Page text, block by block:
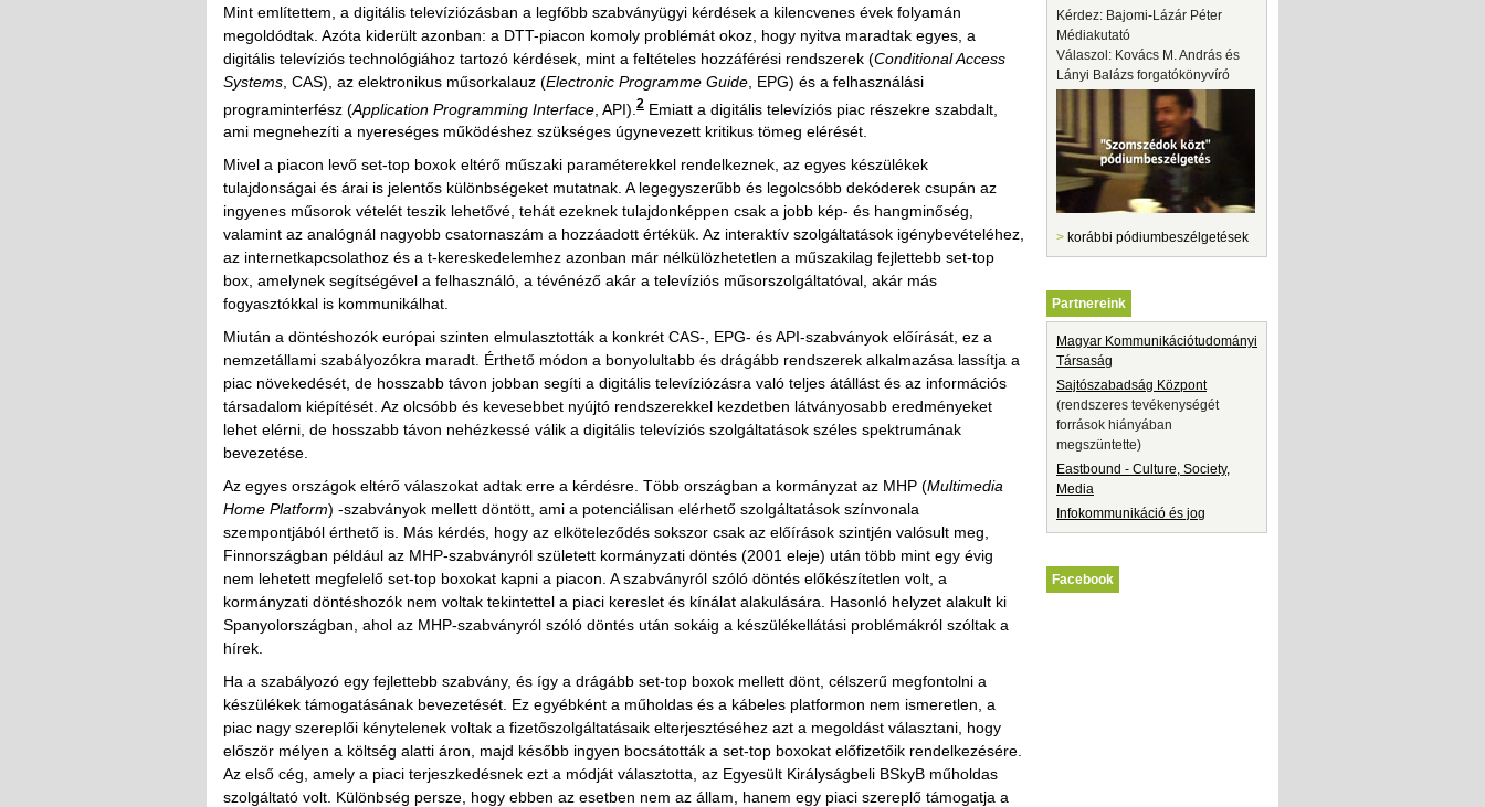
Mint említettem, a digitális televíziózásban a legfőbb szabványügyi kérdések a kilencvenes évek folyamán
megoldódtak. Azóta kiderült azonban: a DTT-piacon komoly problémát okoz, hogy nyitva maradtak egyes, a
digitális televíziós technológiához tartozó kérdések, mint a feltételes hozzáférési rendszerek (Conditional Access
Systems , CAS), az elektronikus műsorkalauz (Electronic Programme Guide , EPG) és a felhasználási
programinterfész (Application Programming Interface , API). 2 Emiatt a digitális televíziós piac részekre szabdalt,
ami megnehezíti a nyereséges működéshez szükséges úgynevezett kritikus tömeg elérését.
Mivel a piacon levő set-top boxok eltérő műszaki paraméterekkel rendelkeznek, az egyes készülékek
tulajdonságai és árai is jelentős különbségeket mutatnak. A legegyszerűbb és legolcsóbb dekóderek csupán az
ingyenes műsorok vételét teszik lehetővé, tehát ezeknek tulajdonképpen csak a jobb kép- és hangminőség,
valamint az analógnál nagyobb csatornaszám a hozzáadott értékük. Az interaktív szolgáltatások igénybevételéhez,
az internetkapcsolathoz és a t-kereskedelemhez azonban már nélkülözhetetlen a műszakilag fejlettebb set-top
box, amelynek segítségével a felhasználó, a tévénéző akár a televíziós műsorszolgáltatóval, akár más
fogyasztókkal is kommunikálhat.
Miután a döntéshozók európai szinten elmulasztották a konkrét CAS-, EPG- és API-szabványok előírását, ez a
nemzetállami szabályozókra maradt. Érthető módon a bonyolultabb és drágább rendszerek alkalmazása lassítja a
piac növekedését, de hosszabb távon jobban segíti a digitális televíziózásra való teljes átállást és az információs
társadalom kiépítését. Az olcsóbb és kevesebbet nyújtó rendszerekkel kezdetben látványosabb eredményeket
lehet elérni, de hosszabb távon nehézkessé válik a digitális televíziós szolgáltatások széles spektrumának
bevezetése.
Az egyes országok eltérő válaszokat adtak erre a kérdésre. Több országban a kormányzat az MHP (Multimedia
Home Platform) -szabványok mellett döntött, ami a potenciálisan elérhető szolgáltatások színvonala
szempontjából érthető is. Más kérdés, hogy az elköteleződés sokszor csak az előírások szintjén valósult meg,
Finnországban például az MHP-szabványról született kormányzati döntés (2001 eleje) után több mint egy évig
nem lehetett megfelelő set-top boxokat kapni a piacon. A szabványról szóló döntés előkészítetlen volt, a
kormányzati döntéshozók nem voltak tekintettel a piaci kereslet és kínálat alakulására. Hasonló helyzet alakult ki
Spanyolországban, ahol az MHP-szabványról szóló döntés után sokáig a készülékellátási problémákról szóltak a
hírek.
Ha a szabályozó egy fejlettebb szabvány, és így a drágább set-top boxok mellett dönt, célszerű megfontolni a
készülékek támogatásának bevezetését. Ez egyébként a műholdas és a kábeles platformon nem ismeretlen, a
piac nagy szereplői kénytelenek voltak a fizetőszolgáltatásaik elterjesztéséhez azt a megoldást választani, hogy
először mélyen a költség alatti áron, majd később ingyen bocsátották a set-top boxokat előfizetőik rendelkezésére.
Az első cég, amely a piaci terjeszkedésnek ezt a módját választotta, az Egyesült Királyságbeli BSkyB műholdas
szolgáltató volt. Különbség persze, hogy ebben az esetben nem az állam, hanem egy piaci szereplő támogatja a
Kérdez: Bajomi-Lázár Péter
Médiakutató
Válaszol: Kovács M. András és
Lányi Balázs forgatókönyvíró
> korábbi pódiumbeszélgetések
Partnereink
Magyar Kommunikációtudományi
Társaság
Sajtószabadság Központ
(rendszeres tevékenységét
források hiányában
megszüntette)
Eastbound - Culture, Society,
Media
Infokommunikáció és jog
Facebook